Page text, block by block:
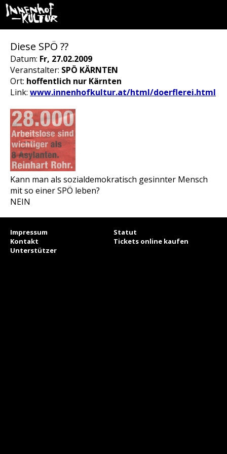
Diese SPÖ ??
Datum: Fr, 27.02.2009
Veranstalter: SPÖ KÄRNTEN
Ort: hoffentlich nur Kärnten
Link: www.innenhofkultur.at/html/doerflerei.html
Kann man als sozialdemokratisch gesinnter Mensch
mit so einer SPÖ leben?
NEIN
Impressum
Statut
Kontakt
Tickets online kaufen
Unterstützer